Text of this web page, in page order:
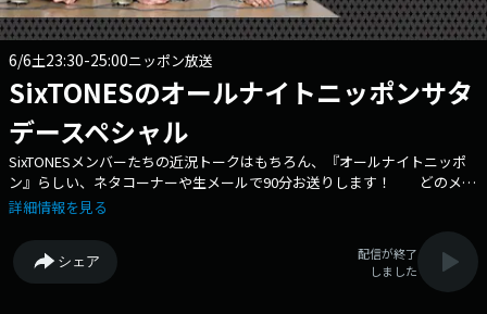
6/6土23:30-25:00ニッポン放送
SixTONESのオールナイトニッポンサタ
デースペシャル
SixTONESメンバーたちの近況トークはもちろん、『オールナイトニッポ
ン』らしい、ネタコーナーや生メールで90分お送りします！ どのメン
バーが登場するかは放送までのお楽しみです！ ★☆★☆★ 生放送
@SixTONESANNSat ハッシュタグ #SixTONESANN ★☆★☆★メー
ルアドレス： st@allnightnippon.com 番組ホームページはこち
ら twitterハッシュタグは「#SixTONESANN」twitterアカウントは
詳細情報を見る
シェア
配信が終了
しました